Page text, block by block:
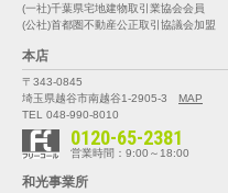
(一社)千葉県宅地建物取引業協会会員
(公社)首都圏不動産公正取引協議会加盟
本店
〒343-0845
埼玉県越谷市南越谷1-2905-3
MAP
TEL 048-990-8010
0120-65-2381
営業時間：9:00～18:00
和光事業所